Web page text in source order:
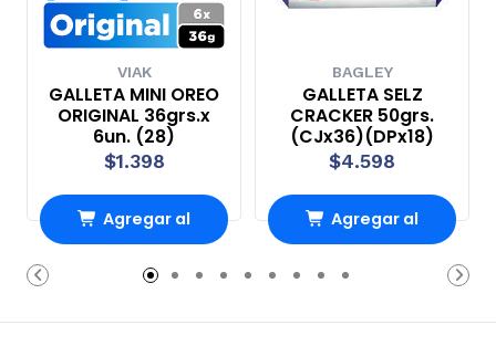
VIAK
GALLETA MINI OREO
ORIGINAL 36grs.x
6un. (28)
$1.398
Agregar al
Carro
BAGLEY
GALLETA SELZ
CRACKER 50grs.
(CJx36)(DPx18)
$4.598
Agregar al
Carro